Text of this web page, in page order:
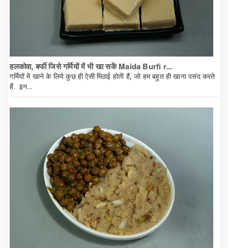
हलकोवा, बर्फी जिसे गर्मियों में भी खा सकें Maida Burfi r...
गर्मियों में खाने के लिये कुछ ही ऐसी मिठाई होती हैं, जो हम बहुत ही खाना पसंद करते
हैं. इन...